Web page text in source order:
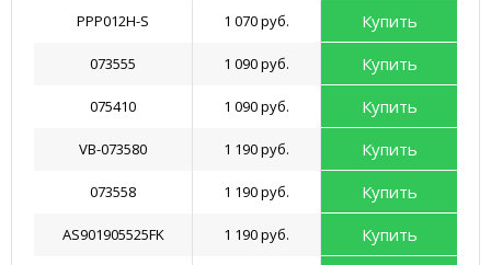
PPP012H-S 1 070 руб. Купить
073555 1 090 руб. Купить
075410 1 090 руб. Купить
VB-073580 1 190 руб. Купить
073558 1 190 руб. Купить
AS901905525FK 1 190 руб. Купить